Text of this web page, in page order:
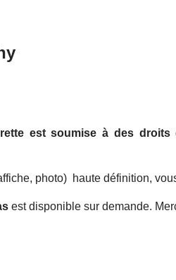
est soumise à des
photo) haute définition,
est disponible sur demande.